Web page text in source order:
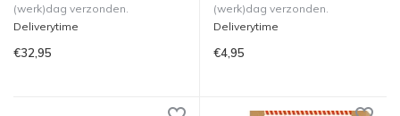
(werk)dag verzonden.
Deliverytime
€32,95
(werk)dag verzonden.
Deliverytime
€4,95